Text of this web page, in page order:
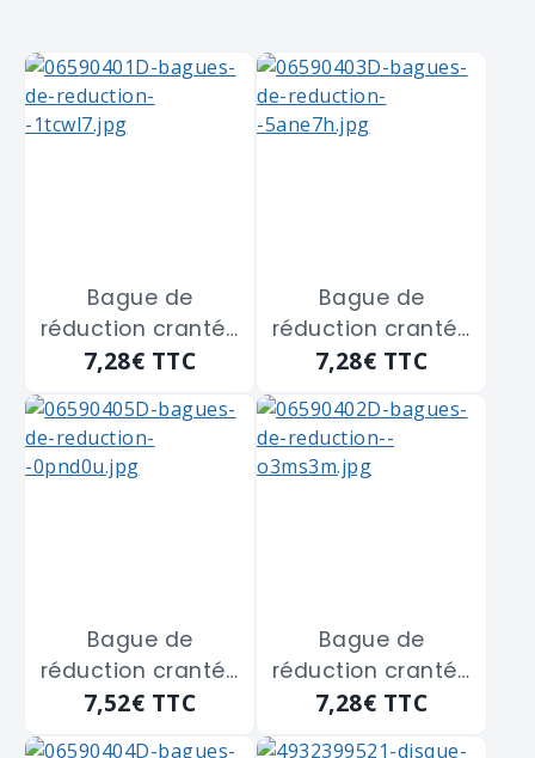
Bague de
réduction crantée
LEMAN
diamètre 20 m/m
alésage 16 m/m
7,28€ TTC
Bague de
réduction crantée
LEMAN
diamètre 30 m/m
alésage 20 m/m
7,28€ TTC
Bague de
réduction crantée
LEMAN
7,52€ TTC
Bague de
réduction crantée
LEMAN
7,28€ TTC